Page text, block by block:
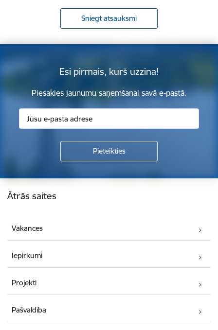
Sniegt atsauksmi
Esi pirmais, kurš uzzina!
Piesakies jaunumu saņemšanai savā e-pastā.
Kājene
Ātrās saites
Vakances
Iepirkumi
Projekti
Pašvaldība